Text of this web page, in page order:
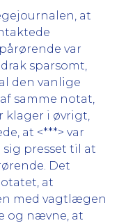
at
var
sparsomt,
den vanlige
samme notat,
klager i øvrigt,
at <***> var
presset til at
Det
at
med vagtlægen
og nævne, at